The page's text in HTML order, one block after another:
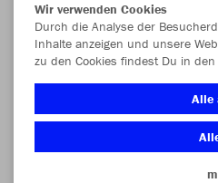
Wir verwenden Cookies
Durch die Analyse der
Inhalte anzeigen und unsere
zu den Cookies findest Du in
Alle